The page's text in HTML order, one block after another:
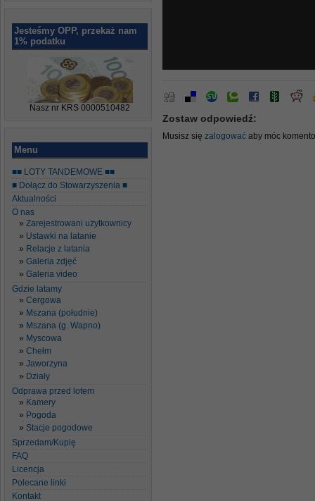
Jesteśmy OPP, przekaż nam
1% podatku
Nasz nr KRS 0000510482
Menu
■■ LOTY TANDEMOWE ■■
■ Dołącz do Stowarzyszenia ■
Aktualności
O nas
Zarejestrowani użytkownicy
Ustawki na latanie
Relacje z latania
Galeria zdjęć
Galeria video
Gdzie latamy
Cergowa
Mszana (południe)
Mszana (g. Wapno)
Myscowa
Chełm
Jaworzyna
Działy
Odprawa przed lotem
Kamery
Pogoda
Stacje pogodowe
Sprzedam/Kupię
FAQ
Licencja
Polecane linki
Kontakt
Zostaw odpowiedź:
Musisz się zalogować aby móc